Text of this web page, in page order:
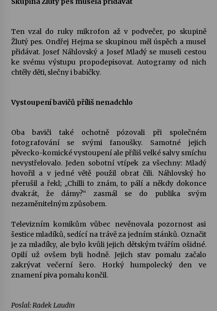
Ten vzal do ruky mikrofon až v podvečer, po skupině
Žlutý pes. Ondřej Hejma se skupinou měl úspěch a musel
přidávat. Josef Náhlovský a Josef Mladý se museli cestou
ke svému výstupu propodepisovat. Autogramy od nich
chtěly děti, slečny i babičky.
Vystoupení bavičů příliš nenadchlo
Oba baviči také ochotně pózovali při společném
fotografování se svými fanoušky. Samotné jejich
pěvecko-komické vystoupení ale příliš velké salvy smíchu
nevystřelovalo. Jeden sobotní vtípek za všechny: Mladý
hovořil a v jedné větě použil obrat čili. Náhlovský ho
přerušil a řekl; „Chilli to znám, to pálí a někdy dokonce
dvakrát, že dámy?“ zasmál se do publika svým
nezaměnitelným způsobem.
Televizním komikům vůbec nevěnovala pozornost asi
šestice mladíků, sedící na trávě za jedním stánků. Označit
je za mladíky, ale bylo kvůli jejich dětským tvářím ošidné.
Opilí už ovšem byli hodně. Jejich stav pomalu začalo
zakrývat večerní šero. Horký humpolecký den ve
znamení piva pomalu končil.
Poslal: Radek Laudin